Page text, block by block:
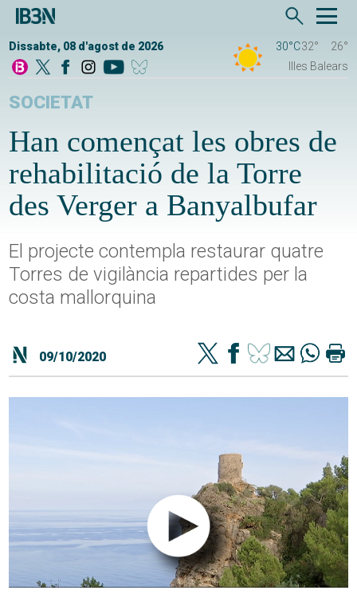
Dissabte, 08 d'agost de 2026 30°C32°
26°
Illes Balears
SOCIETAT
Han començat les obres de
rehabilitació de la Torre
des Verger a Banyalbufar
El projecte contempla restaurar quatre
Torres de vigilància repartides per la
costa mallorquina
09/10/2020